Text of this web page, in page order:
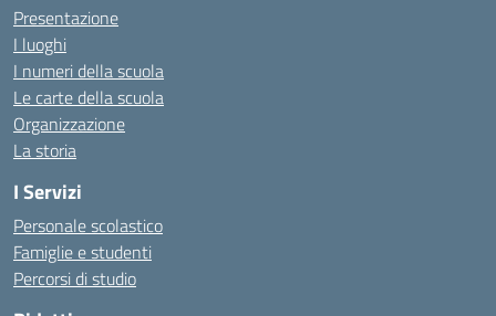
Presentazione
I luoghi
I numeri della scuola
Le carte della scuola
Organizzazione
La storia
I Servizi
Personale scolastico
Famiglie e studenti
Percorsi di studio